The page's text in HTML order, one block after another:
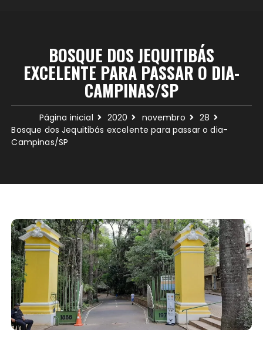
BOSQUE DOS JEQUITIBÁS
EXCELENTE PARA PASSAR O DIA-
CAMPINAS/SP
Página inicial 2020 novembro
28
Bosque dos Jequitibás excelente para passar o dia-
Campinas/SP